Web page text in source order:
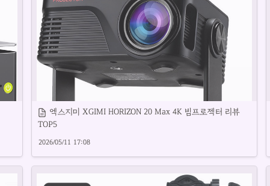
수영장이어폰 추천 제품별 특징과 사용 후기를 소개합니다.
선명한 화질의 3D프로젝터 추천 제품을 소개합니다.
엑스지미 XGIMI HORIZON 20 Max 4K 빔프로젝터 리뷰
TOP5
2026/05/11 17:08